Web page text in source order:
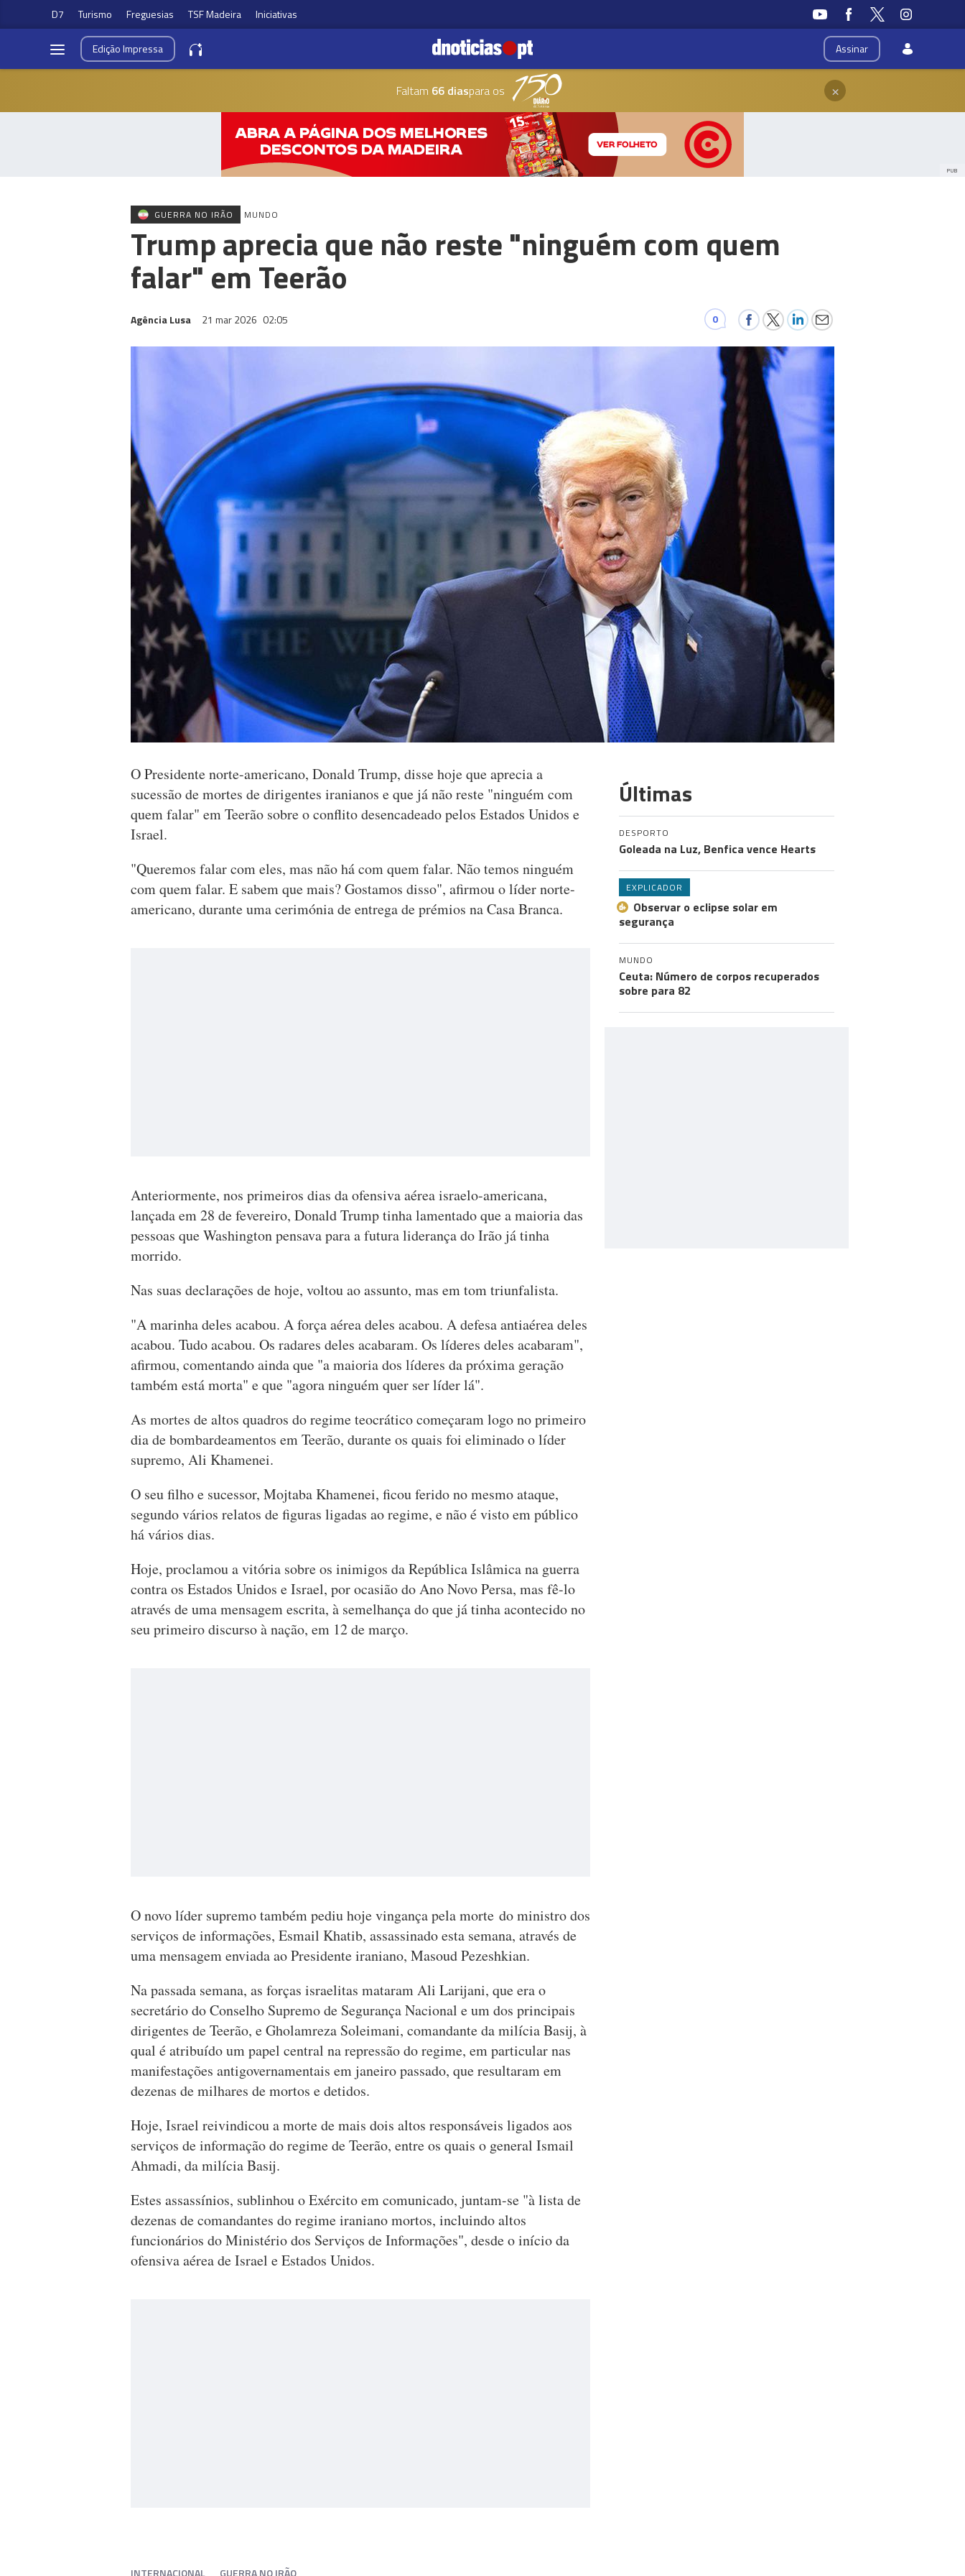
D7 Turismo Freguesias TSF Madeira Iniciativas
Assinar
EdiçãoImpressa
Faltam 66 diaspara os ×
PUB
GUERRA NO IRÃO MUNDO
Trump aprecia que não reste "ninguém com quem
falar" em Teerão
Agência Lusa 21 mar 2026 02:05 0
O Presidente norte-americano, Donald Trump, disse hoje que aprecia a
sucessão de mortes de dirigentes iranianos e que já não reste "ninguém com
quem falar" em Teerão sobre o conflito desencadeado pelos Estados Unidos e
Israel.
"Queremos falar com eles, mas não há com quem falar. Não temos ninguém
com quem falar. E sabem que mais? Gostamos disso", afirmou o líder norte-
americano, durante uma cerimónia de entrega de prémios na Casa Branca.
Anteriormente, nos primeiros dias da ofensiva aérea israelo-americana,
lançada em 28 de fevereiro, Donald Trump tinha lamentado que a maioria das
pessoas que Washington pensava para a futura liderança do Irão já tinha
morrido.
Nas suas declarações de hoje, voltou ao assunto, mas em tom triunfalista.
"A marinha deles acabou. A força aérea deles acabou. A defesa antiaérea deles
acabou. Tudo acabou. Os radares deles acabaram. Os líderes deles acabaram",
afirmou, comentando ainda que "a maioria dos líderes da próxima geração
também está morta" e que "agora ninguém quer ser líder lá".
As mortes de altos quadros do regime teocrático começaram logo no primeiro
dia de bombardeamentos em Teerão, durante os quais foi eliminado o líder
supremo, Ali Khamenei.
O seu filho e sucessor, Mojtaba Khamenei, ficou ferido no mesmo ataque,
segundo vários relatos de figuras ligadas ao regime, e não é visto em público
há vários dias.
Hoje, proclamou a vitória sobre os inimigos da República Islâmica na guerra
contra os Estados Unidos e Israel, por ocasião do Ano Novo Persa, mas fê-lo
através de uma mensagem escrita, à semelhança do que já tinha acontecido no
seu primeiro discurso à nação, em 12 de março.
O novo líder supremo também pediu hoje vingança pela morte do ministro dos
serviços de informações, Esmail Khatib, assassinado esta semana, através de
uma mensagem enviada ao Presidente iraniano, Masoud Pezeshkian.
Na passada semana, as forças israelitas mataram Ali Larijani, que era o
secretário do Conselho Supremo de Segurança Nacional e um dos principais
dirigentes de Teerão, e Gholamreza Soleimani, comandante da milícia Basij, à
qual é atribuído um papel central na repressão do regime, em particular nas
manifestações antigovernamentais em janeiro passado, que resultaram em
dezenas de milhares de mortos e detidos.
Hoje, Israel reivindicou a morte de mais dois altos responsáveis ligados aos
serviços de informação do regime de Teerão, entre os quais o general Ismail
Ahmadi, da milícia Basij.
Estes assassínios, sublinhou o Exército em comunicado, juntam-se "à lista de
dezenas de comandantes do regime iraniano mortos, incluindo altos
funcionários do Ministério dos Serviços de Informações", desde o início da
ofensiva aérea de Israel e Estados Unidos.
INTERNACIONAL GUERRA NO IRÃO
Últimas
DESPORTO
Goleada na Luz, Benfica vence Hearts
EXPLICADOR
Observar o eclipse solar em
segurança
MUNDO
Ceuta: Número de corpos recuperados
sobre para 82